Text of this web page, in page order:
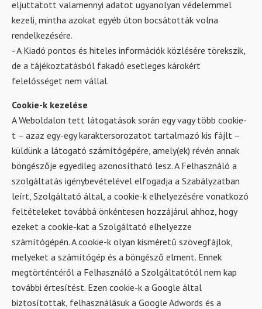
eljuttatott valamennyi adatot ugyanolyan védelemmel
kezeli, mintha azokat egyéb úton bocsátották volna
rendelkezésére.
- A Kiadó pontos és hiteles információk közlésére törekszik,
de a tájékoztatásból fakadó esetleges károkért
felelősséget nem vállal.
Cookie-k kezelése
A Weboldalon tett látogatások során egy vagy több cookie-
t – azaz egy-egy karaktersorozatot tartalmazó kis fájlt –
küldünk a látogató számítógépére, amely(ek) révén annak
böngészője egyedileg azonosítható lesz. A Felhasználó a
szolgáltatás igénybevételével elfogadja a Szabályzatban
leírt, Szolgáltató által, a cookie-k elhelyezésére vonatkozó
feltételeket továbbá önkéntesen hozzájárul ahhoz, hogy
ezeket a cookie-kat a Szolgáltató elhelyezze
számítógépén. A cookie-k olyan kisméretű szövegfájlok,
melyeket a számítógép és a böngésző elment. Ennek
megtörténtéről a Felhasználó a Szolgáltatótól nem kap
további értesítést. Ezen cookie-k a Google által
biztosítottak, felhasználásuk a Google Adwords és a